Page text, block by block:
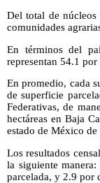
Del total de
comunidades
En términos del
representan 54.1
En promedio, cada
de superficie
Federativas, de
hectáreas en Baja
estado de México
Los resultados
la siguiente
parcelada, y 2.9 por